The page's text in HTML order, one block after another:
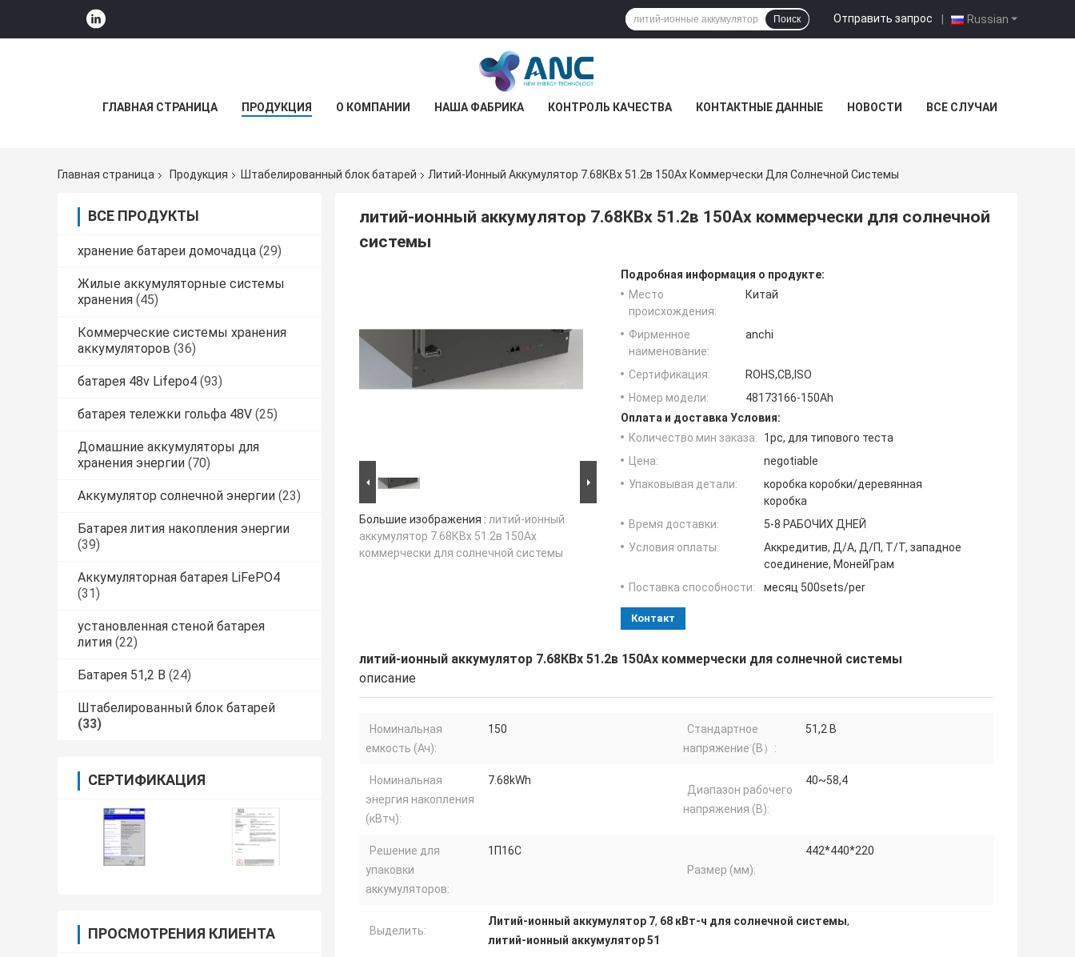
Russian
Отправить запрос |
Поиск
ГЛАВНАЯ СТРАНИЦА ПРОДУКЦИЯ О КОМПАНИИ НАША ФАБРИКА КОНТРОЛЬ КАЧЕСТВА КОНТАКТНЫЕ ДАННЫЕ НОВОСТИ ВСЕ СЛУЧАИ
Главная страница Продукция Штабелированный блок батарей Литий-Ионный Аккумулятор 7.68КВх 51.2в 150Ах Коммерчески Для Солнечной Системы
ВСЕ ПРОДУКТЫ
хранение батареи домочадца (29)
Жилые аккумуляторные системы
хранения (45)
Коммерческие системы хранения
аккумуляторов (36)
батарея 48v Lifepo4 (93)
батарея тележки гольфа 48V (25)
Домашние аккумуляторы для
хранения энергии (70)
Аккумулятор солнечной энергии (23)
Батарея лития накопления энергии
(39)
Аккумуляторная батарея LiFePO4
(31)
установленная стеной батарея
лития (22)
Батарея 51,2 В (24)
Штабелированный блок батарей
(33)
СЕРТИФИКАЦИЯ
ПРОСМОТРЕНИЯ КЛИЕНТА
литий-ионный аккумулятор 7.68КВх 51.2в 150Ах коммерчески для солнечной
системы
Большие изображения : литий-ионный
аккумулятор 7.68КВх 51.2в 150Ах
коммерчески для солнечной системы
Подробная информация о продукте:
Место
происхождения:
Китай
Фирменное
наименование:
anchi
Сертификация:
ROHS,CB,ISO
Номер модели:
48173166-150Ah
Оплата и доставка Условия:
Количество мин заказа:
1pc, для типового теста
Цена:
negotiable
Упаковывая детали:
коробка коробки/деревянная
коробка
Время доставки:
5-8 РАБОЧИХ ДНЕЙ
Условия оплаты:
Аккредитив, Д/А, Д/П, Т/Т, западное
соединение, МонейГрам
Поставка способности:
месяц 500sets/per
Контакт
литий-ионный аккумулятор 7.68КВх 51.2в 150Ах коммерчески для солнечной системы
описание
Номинальная
емкость (Ач):
150
Стандартное
напряжение (В）:
51,2 В
Номинальная
энергия накопления
(кВтч):
7.68kWh
Диапазон рабочего
напряжения (В):
40~58,4
Решение для
упаковки
аккумуляторов:
1П16С
Размер (мм):
442*440*220
Выделить:
Литий-ионный аккумулятор 7, 68 кВт-ч для солнечной системы,
литий-ионный аккумулятор 51